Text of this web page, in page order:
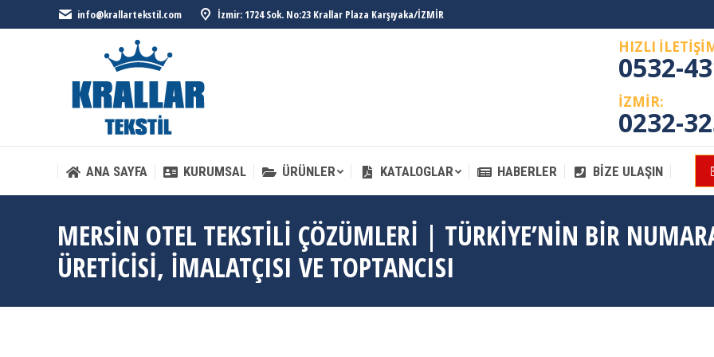
info@krallartekstil.com İzmir: 1724 Sok. No:23 Krallar Plaza Karşıyaka/İZMİR
HIZLI
0532-
İZMİR:
0232-
ANA SAYFA KURUMSAL ÜRÜNLER KATALOGLAR HABERLER BIZE ULAŞIN
MERSIN OTEL TEKSTILI ÇÖZÜMLERI | TÜRKIYE’NIN BIR
ÜRETICISI, İMALATÇISI VE TOPTANCISI
ANA SAYFA KURUMSAL ÜRÜNLER KATALOGLAR HABERLER BIZE ULAŞIN